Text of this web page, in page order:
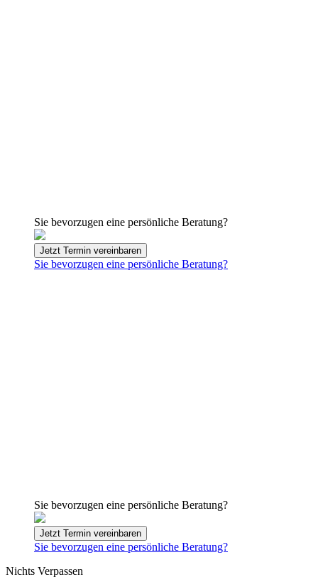
Sie bevorzugen eine persönliche Beratung?
Jetzt Termin vereinbaren
Sie bevorzugen eine persönliche Beratung?
Sie bevorzugen eine persönliche Beratung?
Jetzt Termin vereinbaren
Sie bevorzugen eine persönliche Beratung?
Nichts Verpassen